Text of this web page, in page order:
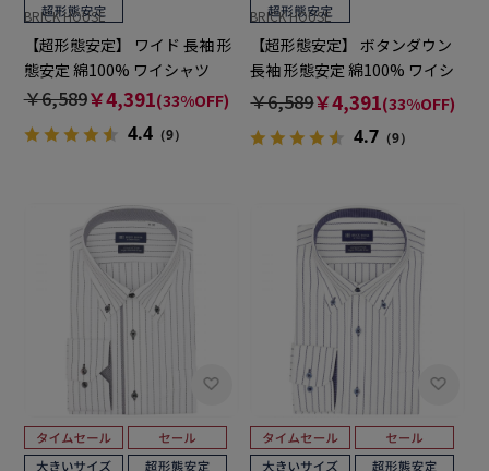
BRICK HOUSE
【超形態安定】 ワイド 長袖 形
態安定 綿100% ワイシャツ
￥6,589￥4,391(33%OFF)
4.4（9）
BRICK HOUSE
【超形態安定】 ボタンダウン
長袖 形態安定 綿100% ワイシ
ャツ
￥6,589￥4,391(33%OFF)
4.7 （9）